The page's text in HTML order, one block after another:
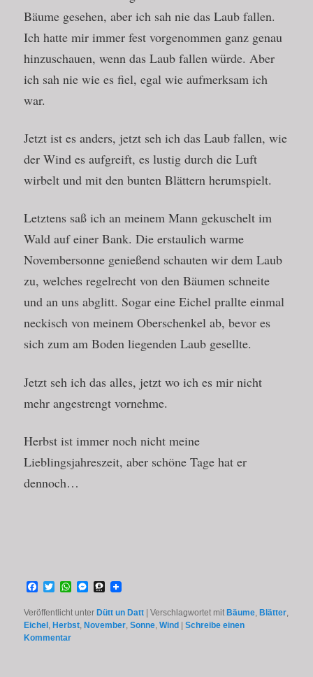
Bäume gesehen, aber ich sah nie das Laub fallen.
Ich hatte mir immer fest vorgenommen ganz genau
hinzuschauen, wenn das Laub fallen würde. Aber
ich sah nie wie es fiel, egal wie aufmerksam ich
war.
Jetzt ist es anders, jetzt seh ich das Laub fallen, wie
der Wind es aufgreift, es lustig durch die Luft
wirbelt und mit den bunten Blättern herumspielt.
Letztens saß ich an meinem Mann gekuschelt im
Wald auf einer Bank. Die erstaulich warme
Novembersonne genießend schauten wir dem Laub
zu, welches regelrecht von den Bäumen schneite
und an uns abglitt. Sogar eine Eichel prallte einmal
neckisch von meinem Oberschenkel ab, bevor es
sich zum am Boden liegenden Laub gesellte.
Jetzt seh ich das alles, jetzt wo ich es mir nicht
mehr angestrengt vornehme.
Herbst ist immer noch nicht meine
Lieblingsjahreszeit, aber schöne Tage hat er
dennoch…
Facebook
TwitterWhatsApp
Messenger
Threema
Veröffentlicht unter Dütt un Datt |Verschlagwortet mit Bäume, Blätter,
Eichel , Herbst, November,Sonne,Wind |Schreibe einen
Kommentar